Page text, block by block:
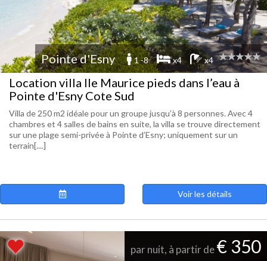
Pointe d'Esny 1 -8 x4 x4
Location villa Ile Maurice pieds dans l’eau à
Pointe d'Esny Cote Sud
Villa de 250 m2 idéale pour un groupe jusqu’à 8 personnes. Avec 4
chambres et 4 salles de bains en suite, la villa se trouve directement
sur une plage semi-privée à Pointe d’Esny; uniquement sur un
terrain[....]
Voir les détails
par nuit, à partir de€ 350